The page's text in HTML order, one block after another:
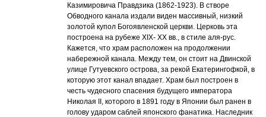
Казимировича Правдзика (1862-1923). В створе
Обводного канала издали виден массивный, низкий
золотой купол Богоявленской церкви. Церковь эта
построена на рубеже XIX- XX вв., в стиле аля-рус.
Кажется, что храм расположен на продолжении
набережной канала. Между тем, он стоит на Двинской
улице Гутуевского острова, за рекой Екатерингофкой, в
которую этот канал впадает. Храм был построен в
честь чудесного спасения будущего императора
Николая II, которого в 1891 году в Японии был ранен в
голову ударом саблей японского фанатика. Наследник